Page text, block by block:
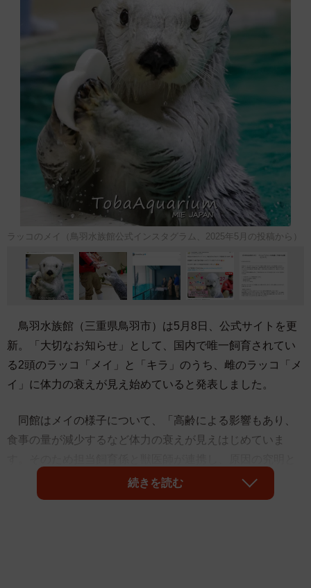
ラッコのメイ（鳥羽水族館公式インスタグラム、2025年5月の投稿から）
鳥羽水族館（三重県鳥羽市）は5月8日、公式サイトを更
新。「大切なお知らせ」として、国内で唯一飼育されてい
る2頭のラッコ「メイ」と「キラ」のうち、雌のラッコ「メ
イ」に体力の衰えが見え始めていると発表しました。
同館はメイの様子について、「高齢による影響もあり、
食事の量が減少するなど体力の衰えが見えはじめていま
体調維持のため、最善のケアを続けております」と説明。
続きを読む